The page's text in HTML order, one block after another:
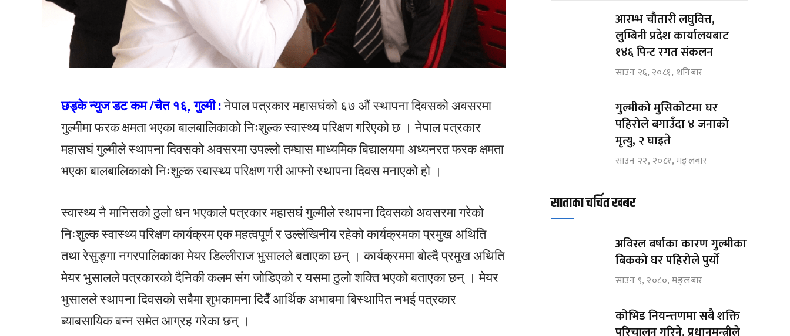
छड्के न्युज डट कम /चैत १६, गुल्मी : नेपाल पत्रकार महासघंको ६७ औं स्थापना दिवसको अवसरमा
गुल्मीमा फरक क्षमता भएका बालबालिकाको निःशुल्क स्वास्थ्य परिक्षण गरिएको छ । नेपाल पत्रकार
महासघं गुल्मीले स्थापना दिवसको अवसरमा उपल्लो तम्घास माध्यमिक बिद्यालयमा अध्यनरत फरक क्षमता
भएका बालबालिकाको निःशुल्क स्वास्थ्य परिक्षण गरी आफ्नो स्थापना दिवस मनाएको हो ।
स्वास्थ्य नै मानिसको ठुलो धन भएकाले पत्रकार महासघं गुल्मीले स्थापना दिवसको अवसरमा गरेको
निःशुल्क स्वास्थ्य परिक्षण कार्यक्रम एक महत्वपूर्ण र उल्लेखिनीय रहेको कार्यक्रमका प्रमुख अथिति
तथा रेसुङ्गा नगरपालिकाका मेयर डिल्लीराज भुसालले बताएका छन् । कार्यक्रममा बोल्दै प्रमुख अथिति
मेयर भुसालले पत्रकारको दैनिकी कलम संग जोडिएको र यसमा ठुलो शक्ति भएको बताएका छन् । मेयर
भुसालले स्थापना दिवसको सबैमा शुभकामना दिदैँ आर्थिक अभाबमा बिस्थापित नभई पत्रकार
ब्याबसायिक बन्न समेत आग्रह गरेका छन् ।
आरम्भ चौतारी लघुवित्त,
लुम्बिनी प्रदेश कार्यालयबाट
१४६ पिन्ट रगत संकलन
साउन २६, २०८१, शनिबार
गुल्मीको मुसिकोटमा घर
पहिरोले बगाउँदा ४ जनाको
मृत्यु, २ घाइते
साउन २२, २०८१, मङ्लबार
साताका चर्चित खबर
अविरल बर्षाका कारण गुल्मीका
बिकको घर पहिरोले पुर्यो
साउन ९, २०८०, मङ्लबार
कोभिड नियन्त्तणमा सबै शक्ति